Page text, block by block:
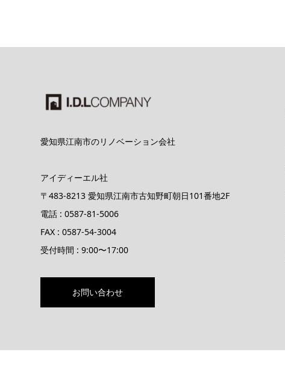
愛知県江南市のリノベーション会社
アイディーエル社
〒483-8213 愛知県江南市古知野町朝日101番地2F
電話 : 0587-81-5006
FAX : 0587-54-3004
受付時間 : 9:00〜17:00
お問い合わせ